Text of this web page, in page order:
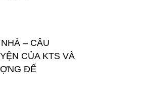
– CÂU
CỦA KTS VÀ
ĐẾ